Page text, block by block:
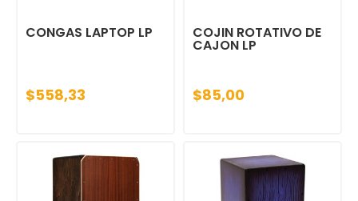
CONGAS LAPTOP LP
$558,33
COJIN ROTATIVO DE
CAJON LP
$85,00